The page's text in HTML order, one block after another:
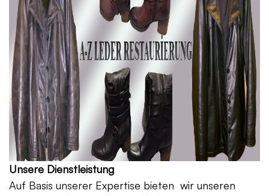
Unsere Dienstleistung
Auf Basis unserer Expertise bieten wir unseren